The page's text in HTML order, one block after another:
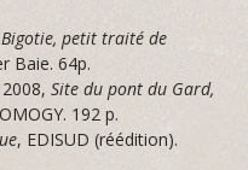
petit traité de
Baie. 64p.
Site du pont du Gard,
192 p.
, EDISUD (réédition).